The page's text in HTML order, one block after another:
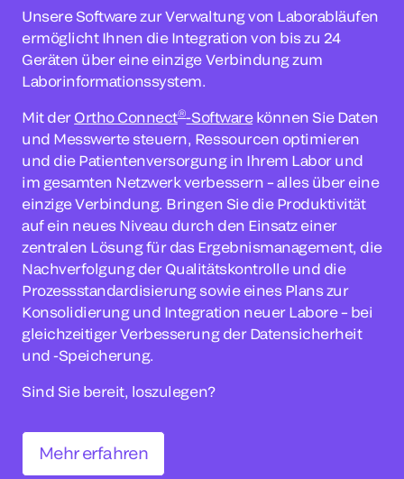
Unsere Software zur Verwaltung von Laborabläufen
ermöglicht Ihnen die Integration von bis zu 24
Geräten über eine einzige Verbindung zum
Laborinformationssystem.
Mit der Ortho Connect®-Softwarekönnen Sie Daten
und Messwerte steuern, Ressourcen optimieren
und die Patientenversorgung in Ihrem Labor und
im gesamten Netzwerk verbessern – alles über eine
einzige Verbindung. Bringen Sie die Produktivität
auf ein neues Niveau durch den Einsatz einer
zentralen Lösung für das Ergebnismanagement, die
Nachverfolgung der Qualitätskontrolle und die
Prozessstandardisierung sowie eines Plans zur
Konsolidierung und Integration neuer Labore – bei
gleichzeitiger Verbesserung der Datensicherheit
und -Speicherung.
Sind Sie bereit, loszulegen?
Mehr erfahren